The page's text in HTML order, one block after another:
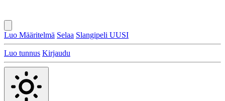
Luo Määritelmä Selaa Slangipeli UUSI
Luo tunnus Kirjaudu